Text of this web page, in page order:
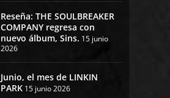
Reseña: THE SOULBREAKER
COMPANY regresa con
nuevo álbum, Sins. 15 junio
2026
Junio, el mes de LINKIN
PARK 15 junio 2026